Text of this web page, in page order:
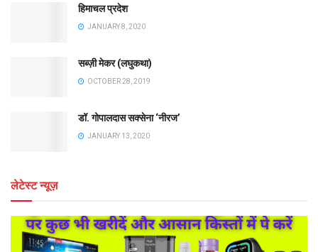
हिमाचल प्रदेश
JANUARY 8, 2020
सब्ज़ी मेकर (लघुकथा)
OCTOBER 28, 2019
डॉ. गोपालदास सक्सेना ‘नीरज’
JANUARY 13, 2020
लेटेस्ट न्यूज़